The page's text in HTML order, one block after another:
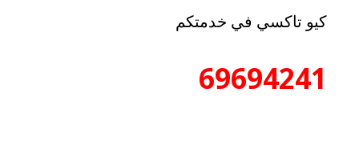
كيو تاكسي في خدمتكم
69694241